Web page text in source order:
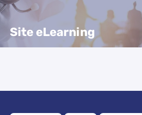
Site eLearning